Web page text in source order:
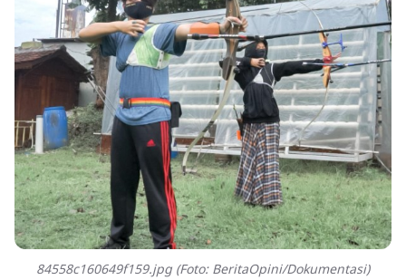
84558c160649f159.jpg (Foto: BeritaOpini/Dokumentasi)